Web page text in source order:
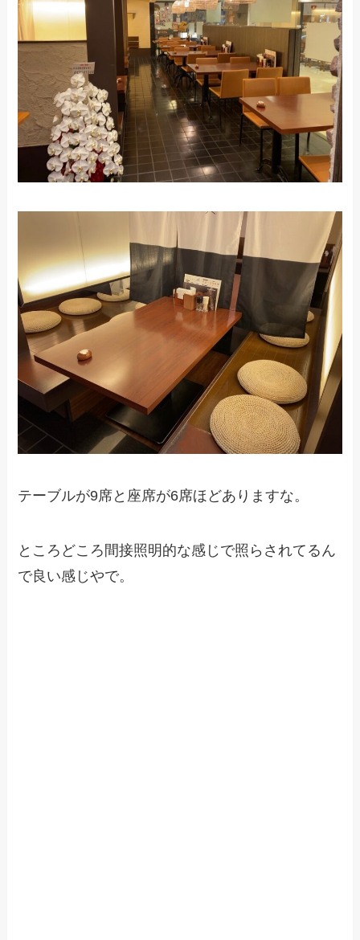
テーブルが9席と座席が6席ほどありますな。
ところどころ間接照明的な感じで照らされてるん
で良い感じやで。